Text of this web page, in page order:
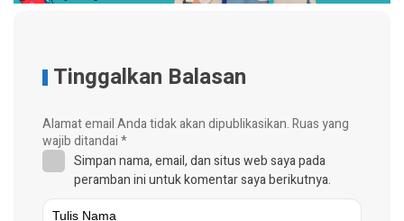
Tinggalkan Balasan
Alamat email Anda tidak akan dipublikasikan.Ruas yang
wajib ditandai*
Simpan nama, email, dan situs web saya pada
peramban ini untuk komentar saya berikutnya.